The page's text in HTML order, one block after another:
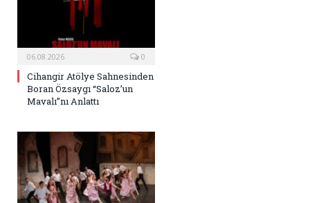
06.08.2026 0
Cihangir Atölye Sahnesinden
Boran Özsaygı “Saloz’un
Mavalı”nı Anlattı